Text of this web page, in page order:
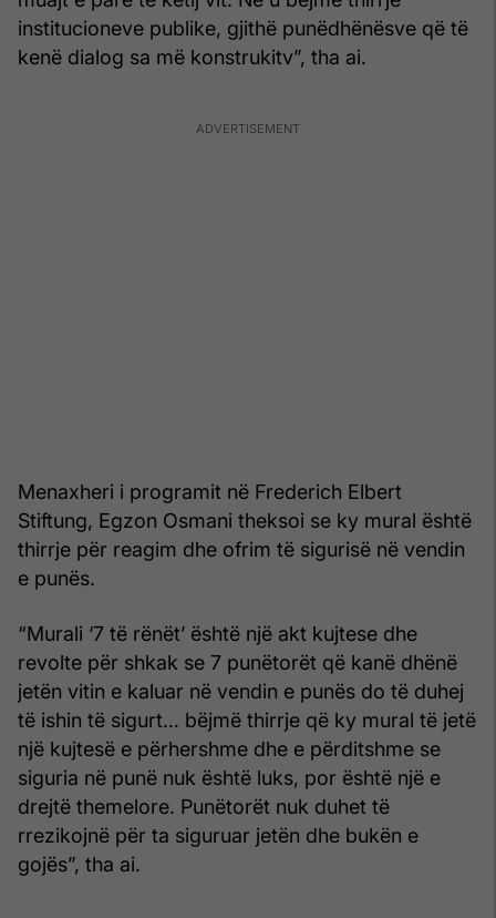
institucioneve publike, gjithë punëdhënësve që të
kenë dialog sa më konstrukitv”, tha ai.
Menaxheri i programit në Frederich Elbert
Stiftung, Egzon Osmani theksoi se ky mural është
thirrje për reagim dhe ofrim të sigurisë në vendin
e punës.
“Murali ‘7 të rënët’ është një akt kujtese dhe
revolte për shkak se 7 punëtorët që kanë dhënë
jetën vitin e kaluar në vendin e punës do të duhej
të ishin të sigurt… bëjmë thirrje që ky mural të jetë
një kujtesë e përhershme dhe e përditshme se
siguria në punë nuk është luks, por është një e
drejtë themelore. Punëtorët nuk duhet të
rrezikojnë për ta siguruar jetën dhe bukën e
gojës”, tha ai.